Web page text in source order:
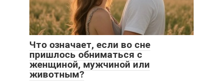
Что означает, если во сне
пришлось обниматься с
женщиной, мужчиной или
животным?